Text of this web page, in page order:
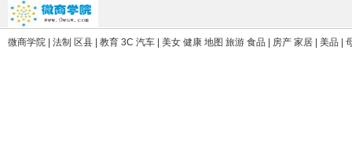
微商学院 | 法制 区县 | 教育 3C 汽车 | 美女 健康 地图 旅游 食品 | 房产 家居 | 美品 |